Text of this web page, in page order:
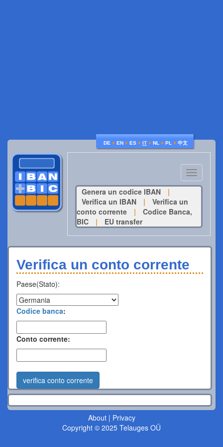
DE ♦ EN ♦ ES ♦ IT ♦ NL ♦ PL ♦ 中文
Toggle
navigation
Genera un codice IBAN
|
Verifica un IBAN
|
Verifica un
conto corrente
|
Codice Banca,
BIC
| EU transfer
Verifica un conto corrente
Paese(Stato):
Codice banca:
Conto corrente:
verifica conto corrente
About| Privacy
Copyright © 2025 Telauges OÜ